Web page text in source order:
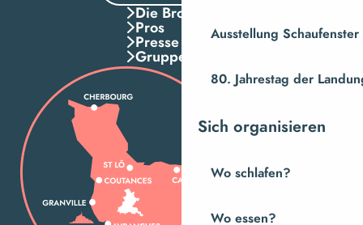
Ausstellung
80. Jahrestag der
Sich organisieren
Wo schlafen?
Wo essen?
Die Broschuren
Pros
Presse
Gruppen